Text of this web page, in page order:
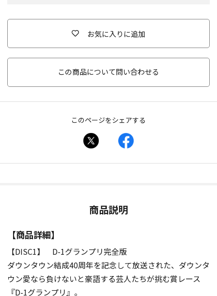
お気に入りに追加
この商品について問い合わせる
このページをシェアする
商品説明
【商品詳細】
【DISC1】 D-1グランプリ完全版
ダウンタウン結成40周年を記念して放送された、ダウンタ
ウン愛なら負けないと豪語する芸人たちが挑む賞レース
『D-1グランプリ』。